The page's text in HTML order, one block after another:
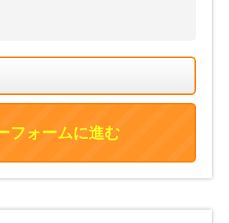
フォームに進む